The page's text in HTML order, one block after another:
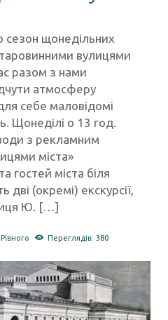
сезон щонедільних
вулицями
разом з нами
атмосферу
себе маловідомі
Щонеділі о 13 год.
з рекламним
міста»
гостей міста біля
дві (окремі) екскурсії,
Ю. […]
Переглядів: 380